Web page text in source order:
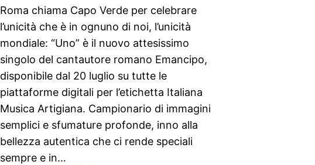
Roma chiama Capo Verde per celebrare
l’unicità che è in ognuno di noi, l’unicità
mondiale: “Uno” è il nuovo attesissimo
singolo del cantautore romano Emancipo,
disponibile dal 20 luglio su tutte le
piattaforme digitali per l’etichetta Italiana
Musica Artigiana. Campionario di immagini
semplici e sfumature profonde, inno alla
bellezza autentica che ci rende speciali
sempre e in…